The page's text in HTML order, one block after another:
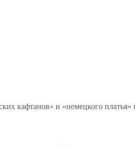
кафтанов» и «немецкого